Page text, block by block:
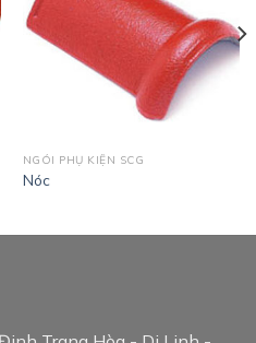
NGÓI PHỤ KIỆN SCG
Nóc